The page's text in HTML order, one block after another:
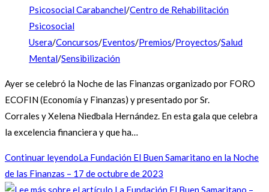
Psicosocial Carabanchel/Centro de Rehabilitación
Psicosocial
Usera/Concursos/Eventos/Premios/Proyectos/Salud
Mental/Sensibilización
Ayer se celebró la Noche de las Finanzas organizado por FORO
ECOFIN (Economía y Finanzas) y presentado por Sr.
Corrales y Xelena Niedbala Hernández. En esta gala que celebra
la excelencia financiera y que ha…
Continuar leyendoLa Fundación El Buen Samaritano en la Noche
de las Finanzas – 17 de octubre de 2023